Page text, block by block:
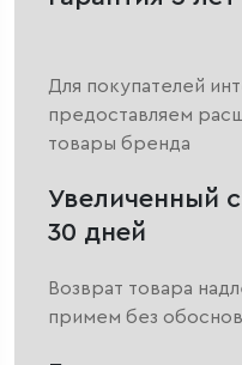
Для покупателей
предоставляем
товары бренда
Увеличенный
30 дней
Возврат товара
примем без